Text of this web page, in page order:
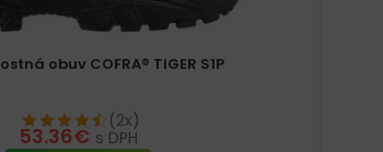
obuv COFRA® TIGER S1P
(2x)
53.36€ s DPH